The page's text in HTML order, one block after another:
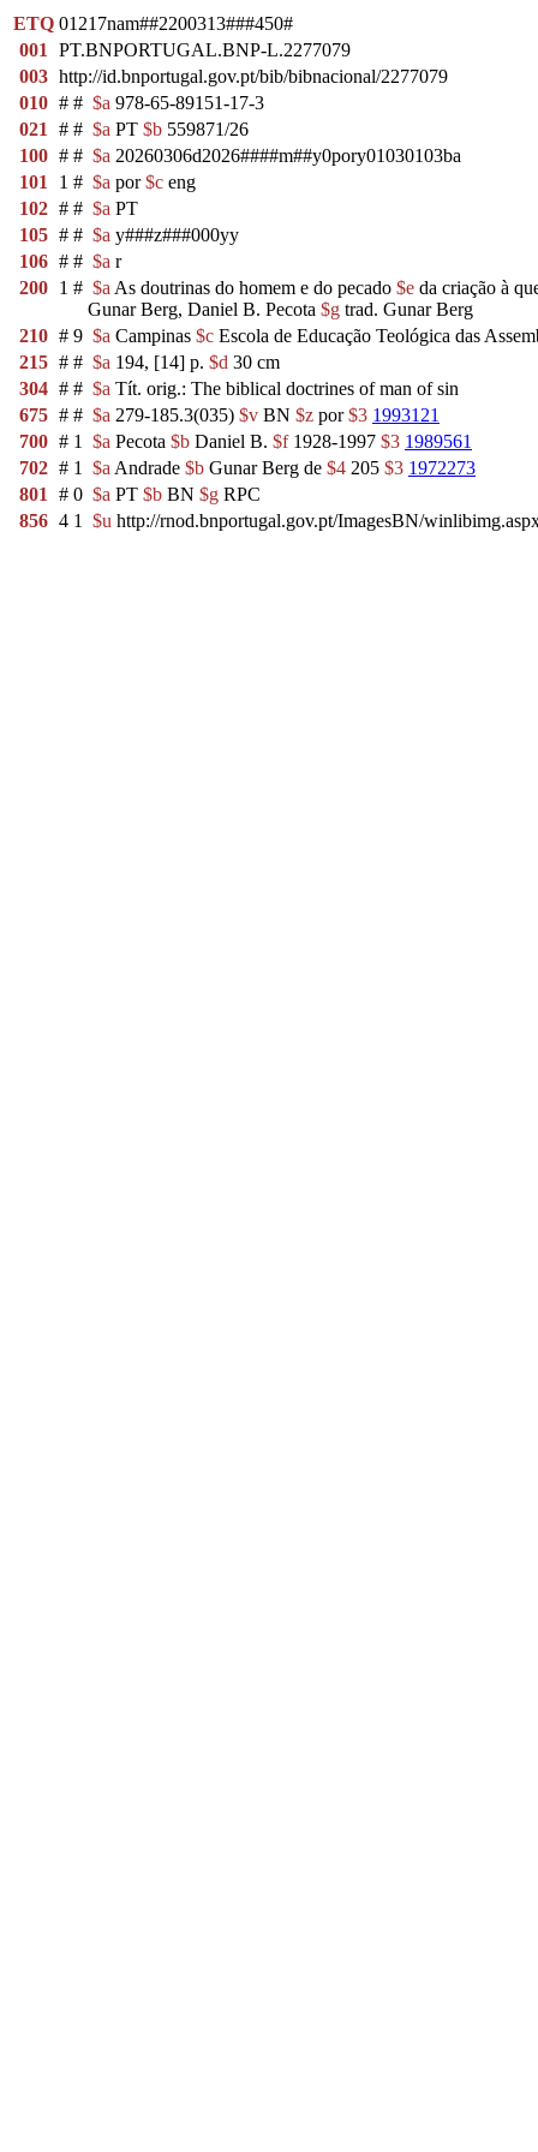
ETQ 01217nam##2200313###450#
001
PT.BNPORTUGAL.BNP-L.2277079
003 http://id.bnportugal.gov.pt/bib/bibnacional/2277079
010 # # $a 978-65-89151-17-3
021
# # $a PT $b 559871/26
100 # # $a 20260306d2026####m##y0pory01030103ba
101
1 # $a por$c eng
102 # # $a PT
105 # # $a y###z###000yy
106 # # $a r
200 1 # $a As doutrinas do homem e do pecado $e da criação à
Gunar Berg, Daniel B. Pecota $g trad. Gunar Berg
210 # 9 $a Campinas $c Escola de Educação Teológica das
215 # # $a 194, [14] p. $d 30 cm
304 # # $a Tít. orig.: The biblical doctrines of man of sin
675 # # $a 279-185.3(035) $v BN $z por$3 1993121
700 # 1 $a Pecota $b Daniel B. $f1928-1997 $3 1989561
702 # 1 $a Andrade $b Gunar Berg de $4 205 $3 1972273
801
# 0 $a PT $b BN $g RPC
856 4 1 $u http://rnod.bnportugal.gov.pt/ImagesBN/